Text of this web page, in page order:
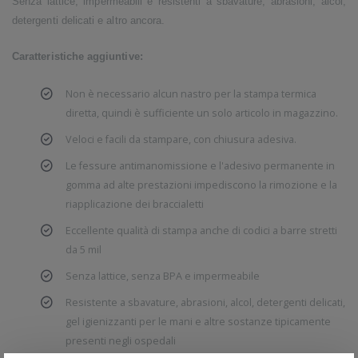
detergenti delicati e altro ancora.
Caratteristiche aggiuntive:
Non è necessario alcun nastro per la stampa termica
diretta, quindi è sufficiente un solo articolo in magazzino.
Veloci e facili da stampare, con chiusura adesiva.
Le fessure antimanomissione e l'adesivo permanente in
gomma ad alte prestazioni impediscono la rimozione e la
riapplicazione dei braccialetti
Eccellente qualità di stampa anche di codici a barre stretti
da 5 mil
Senza lattice, senza BPA e impermeabile
Resistente a sbavature, abrasioni, alcol, detergenti delicati,
gel igienizzanti per le mani e altre sostanze tipicamente
presenti negli ospedali